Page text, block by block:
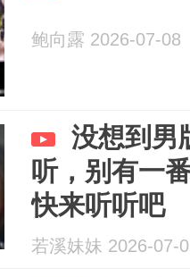
鲍向露 2026-07-08
没想到男
听，别有一
快来听听吧
若溪妹妹 2026-07-